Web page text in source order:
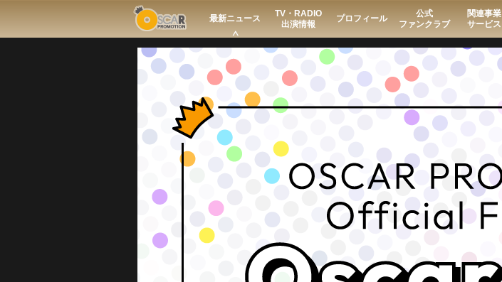
最新ニュース
TV・RADIO
出演情報
プロフィール
公式
ファンクラブ
関連事業
サービス